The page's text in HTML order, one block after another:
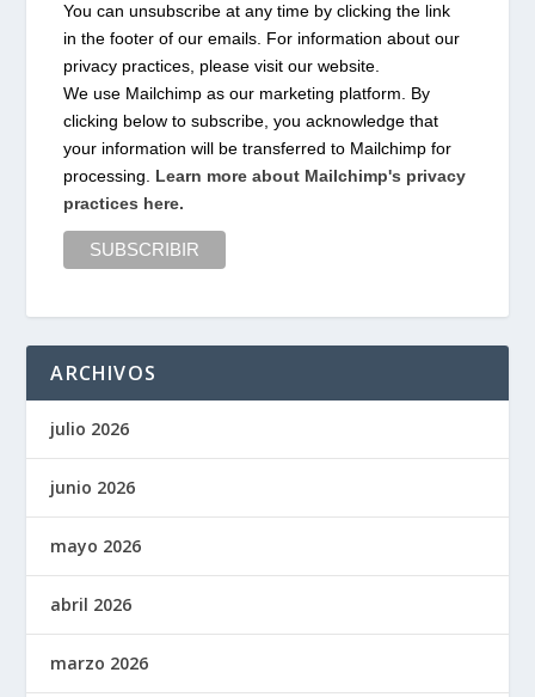
You can unsubscribe at any time by clicking the link
in the footer of our emails. For information about our
privacy practices, please visit our website.
We use Mailchimp as our marketing platform. By
clicking below to subscribe, you acknowledge that
your information will be transferred to Mailchimp for
processing. Learn more about Mailchimp's privacy
practices here.
ARCHIVOS
julio 2026
junio 2026
mayo 2026
abril 2026
marzo 2026